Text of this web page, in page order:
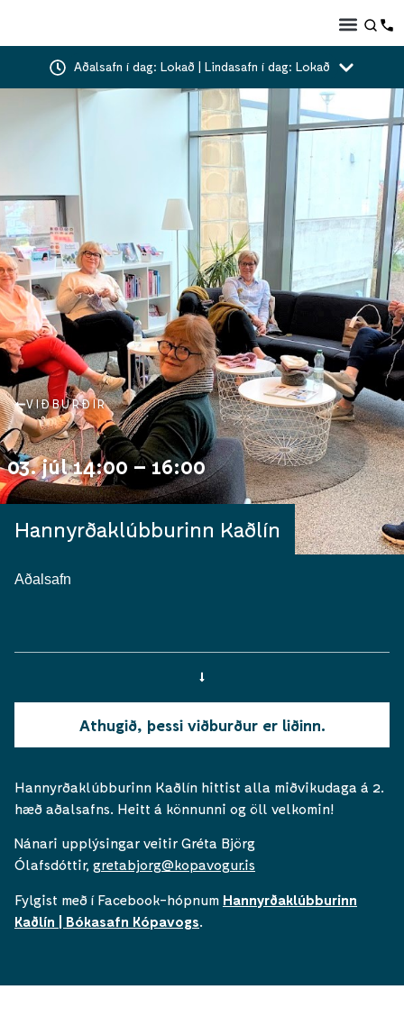
Aðalsafn í dag: Lokað | Lindasafn í dag: Lokað
VIÐBURÐIR
03. júl 14:00 – 16:00
Hannyrðaklúbburinn Kaðlín
Aðalsafn
Athugið, þessi viðburður er liðinn.
Hannyrðaklúbburinn Kaðlín hittist alla miðvikudaga á 2.
hæð aðalsafns. Heitt á könnunni og öll velkomin!
Nánari upplýsingar veitir Gréta Björg
Ólafsdóttir, gretabjorg@kopavogur.is
Fylgist með í Facebook-hópnum Hannyrðaklúbburinn
Kaðlín | Bókasafn Kópavogs